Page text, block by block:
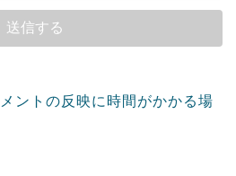
ントの反映に時間がかかる場